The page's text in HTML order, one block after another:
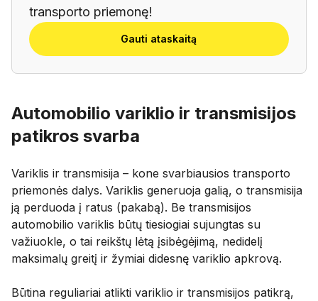
transporto priemonę!
Gauti ataskaitą
Automobilio variklio ir transmisijos
patikros svarba
Variklis ir transmisija – kone svarbiausios transporto
priemonės dalys. Variklis generuoja galią, o transmisija
ją perduoda į ratus (pakabą). Be transmisijos
automobilio variklis būtų tiesiogiai sujungtas su
važiuokle, o tai reikštų lėtą įsibėgėjimą, nedidelį
maksimalų greitį ir žymiai didesnę variklio apkrovą.
Būtina reguliariai atlikti variklio ir transmisijos patikrą,